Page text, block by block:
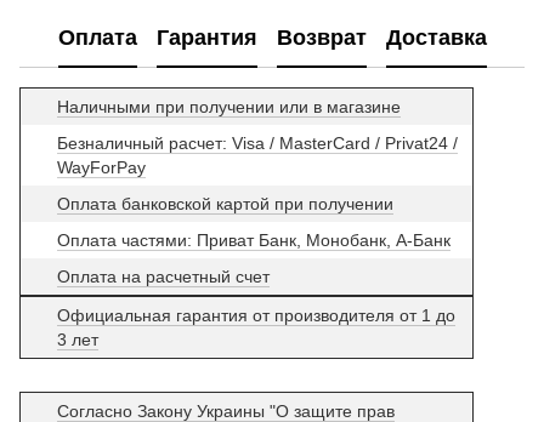
Оплата Гарантия Возврат Доставка
Наличными при получении или в магазине
Безналичный расчет: Visa / MasterCard / Privat24 /
WayForPay
Оплата банковской картой при получении
Оплата частями: Приват Банк, Монобанк, А-Банк
Оплата на расчетный счет
Официальная гарантия от производителя от 1 до
3 лет
Согласно Закону Украины "О защите прав